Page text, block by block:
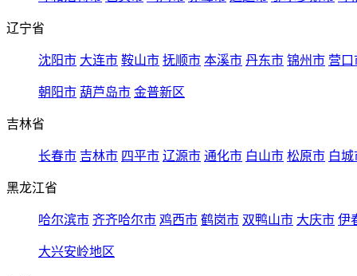
辽宁省
沈阳市 大连市 鞍山市 抚顺市 本溪市 丹东市 锦州市 营口
朝阳市 葫芦岛市 金普新区
吉林省
长春市 吉林市 四平市 辽源市 通化市 白山市 松原市 白城
黑龙江省
哈尔滨市 齐齐哈尔市 鸡西市 鹤岗市 双鸭山市 大庆市 伊
大兴安岭地区